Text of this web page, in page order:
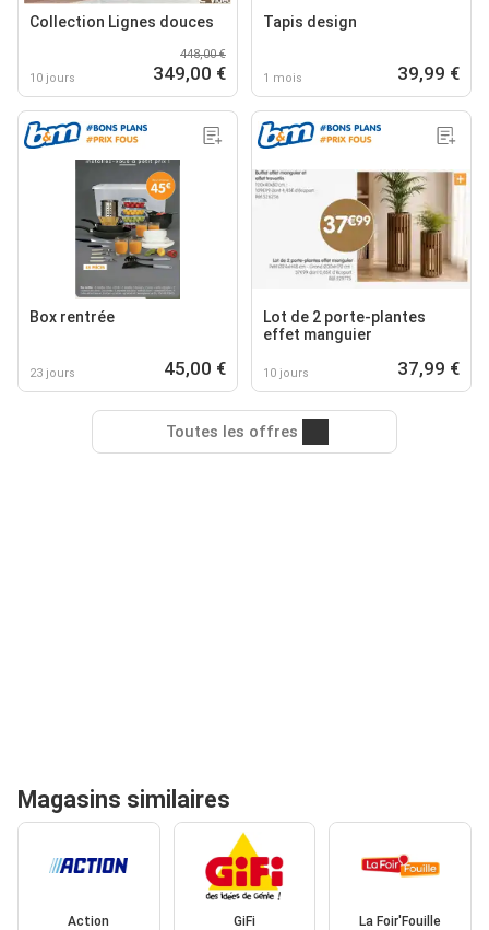
Collection Lignes douces
10 jours
448,00 €
349,00 €
Tapis design
1 mois 39,99 €
Box rentrée
23 jours 45,00 €
Lot de 2 porte-plantes
effet manguier
10 jours 37,99 €
Toutes les offres
Magasins similaires
Action GiFi La Foir'Fouille